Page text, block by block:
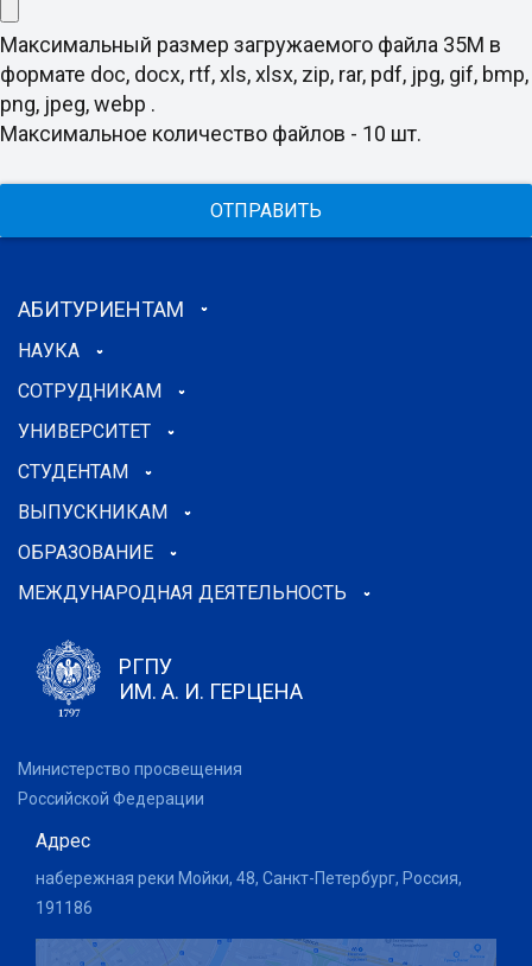
Максимальный размер загружаемого файла 35M в
формате doc, docx, rtf, xls, xlsx, zip, rar, pdf, jpg, gif, bmp,
png, jpeg, webp .
Максимальное количество файлов - 10 шт.
ОТПРАВИТЬ
АБИТУРИЕНТАМ
НАУКА
СОТРУДНИКАМ
УНИВЕРСИТЕТ
СТУДЕНТАМ
ВЫПУСКНИКАМ
ОБРАЗОВАНИЕ
МЕЖДУНАРОДНАЯ ДЕЯТЕЛЬНОСТЬ
РГПУ
ИМ. А. И. ГЕРЦЕНА
Министерство просвещения
Российской Федерации
Адрес
набережная реки Мойки, 48, Санкт-Петербург, Россия,
191186